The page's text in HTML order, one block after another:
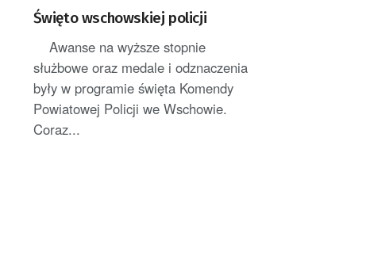
Święto wschowskiej policji
Awanse na wyższe stopnie
służbowe oraz medale i odznaczenia
były w programie święta Komendy
Powiatowej Policji we Wschowie.
Coraz...